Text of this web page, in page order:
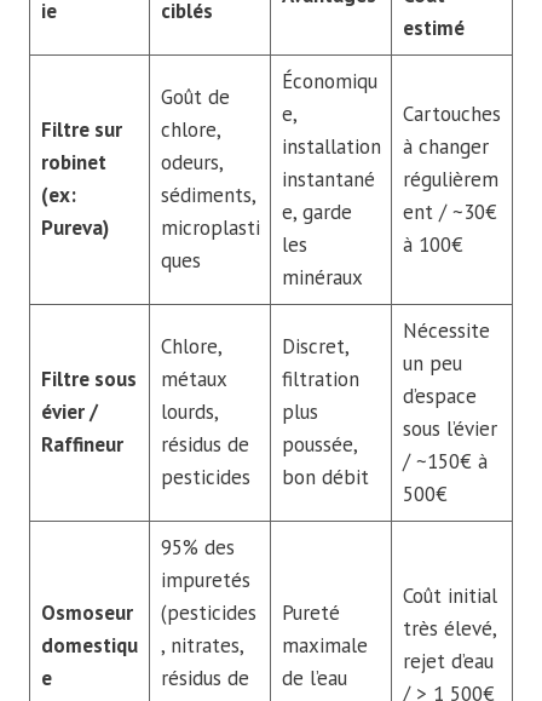
ie
ciblés
estimé
Filtre sur
robinet
(ex:
Pureva)
Goût de
chlore,
odeurs,
sédiments,
microplasti
ques
Économiqu
e,
installation
instantané
e, garde
les
minéraux
Cartouches
à changer
régulièrem
ent / ~30€
à 100€
Filtre sous
évier /
Raffineur
Chlore,
métaux
lourds,
résidus de
pesticides
Discret,
filtration
plus
poussée,
bon débit
Nécessite
un peu
d’espace
sous l’évier
/ ~150€ à
500€
Osmoseur
domestiqu
e
95% des
impuretés
(pesticides
, nitrates,
résidus de
Pureté
maximale
de l’eau
Coût initial
très élevé,
rejet d’eau
/ > 1 500€